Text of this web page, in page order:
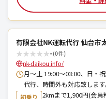
有限会社NK運転代行 仙台市
★★★★★-(0件)
nk-daikou.info/
月〜土 19:00～03:00、日・
代行、時間外も対応致します
初乗り
2kmまで1,900円(会員